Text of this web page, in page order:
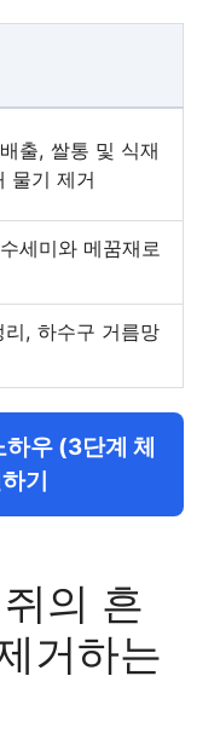
출, 쌀통 및 식재
물기 제거
세미와 메꿈재로
, 하수구 거름망
우 (3단계 체
기
의 흔
거하는